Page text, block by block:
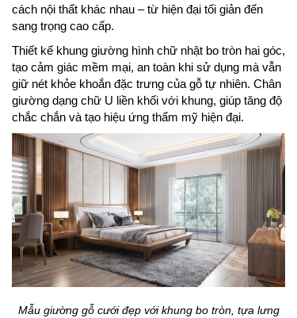
cách nội thất khác nhau – từ hiện đại tối giản đến
sang trọng cao cấp.
Thiết kế khung giường hình chữ nhật bo tròn hai góc,
tạo cảm giác mềm mại, an toàn khi sử dụng mà vẫn
giữ nét khỏe khoắn đặc trưng của gỗ tự nhiên. Chân
giường dạng chữ U liền khối với khung, giúp tăng độ
chắc chắn và tạo hiệu ứng thẩm mỹ hiện đại.
Mẫu giường gỗ cưới đẹp với khung bo tròn, tựa lưng